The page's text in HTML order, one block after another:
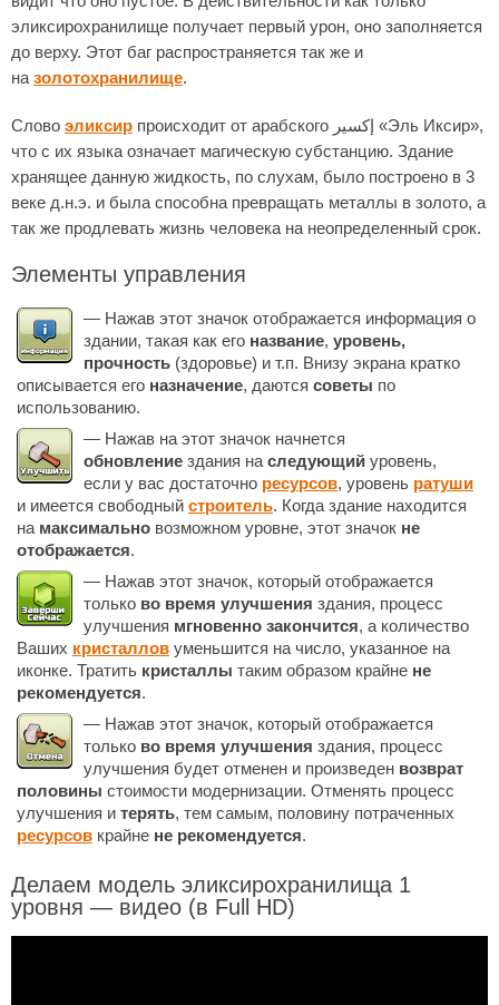
эликсирохранилище получает первый урон, оно заполняется
до верху. Этот баг распространяется так же и
на золотохранилище.
Слово эликсир происходит от арабского إكسير «Эль Иксир»,
что с их языка означает магическую субстанцию. Здание
хранящее данную жидкость, по слухам, было построено в 3
веке д.н.э. и была способна превращать металлы в золото, а
так же продлевать жизнь человека на неопределенный срок.
Элементы управления
— Нажав этот значок отображается информация о
здании, такая как его название, уровень,
прочность (здоровье) и т.п. Внизу экрана кратко
описывается его назначение, даются советы по
использованию.
— Нажав на этот значок начнется
обновление здания на следующий уровень,
если у вас достаточно ресурсов, уровень ратуши
и имеется свободный строитель. Когда здание находится
на максимально возможном уровне, этот значок не
отображается.
— Нажав этот значок, который отображается
только во время улучшения здания, процесс
улучшения мгновенно закончится, а количество
Ваших кристаллов уменьшится на число, указанное на
иконке. Тратить кристаллы таким образом крайне не
рекомендуется.
— Нажав этот значок, который отображается
только во время улучшения здания, процесс
улучшения будет отменен и произведен возврат
половины стоимости модернизации. Отменять процесс
улучшения и терять, тем самым, половину потраченных
ресурсов крайне не рекомендуется.
Делаем модель эликсирохранилища 1
уровня — видео (в Full HD)